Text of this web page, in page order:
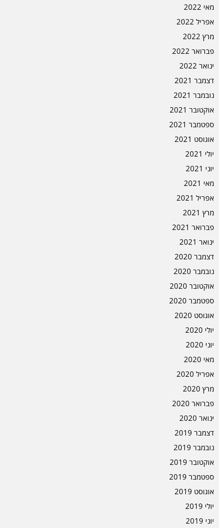
מאי 2022
אפריל 2022
מרץ 2022
פברואר 2022
ינואר 2022
דצמבר 2021
נובמבר 2021
אוקטובר 2021
ספטמבר 2021
אוגוסט 2021
יולי 2021
יוני 2021
מאי 2021
אפריל 2021
מרץ 2021
פברואר 2021
ינואר 2021
דצמבר 2020
נובמבר 2020
אוקטובר 2020
ספטמבר 2020
אוגוסט 2020
יולי 2020
יוני 2020
מאי 2020
אפריל 2020
מרץ 2020
פברואר 2020
ינואר 2020
דצמבר 2019
נובמבר 2019
אוקטובר 2019
ספטמבר 2019
אוגוסט 2019
יולי 2019
יוני 2019